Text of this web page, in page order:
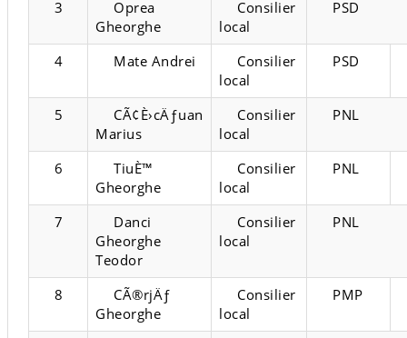
3
Oprea
Gheorghe
Consilier
local
PSD
4 Mate Andrei
Consilier
local
PSD
5
CÃ¢È›cÄƒuan
Marius
Consilier
local
PNL
6
TiuÈ™
Gheorghe
Consilier
local
PNL
7
Danci
Gheorghe
Teodor
Consilier
local
PNL
8
CÃ®rjÄƒ
Gheorghe
Consilier
local
PMP